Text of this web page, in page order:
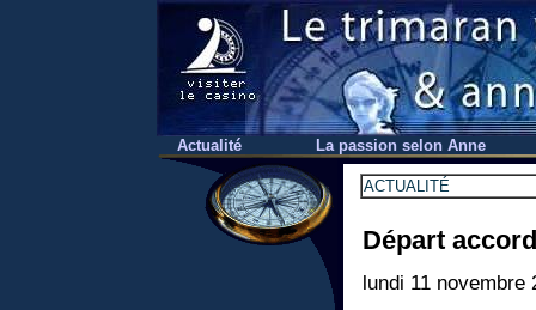
Actualité La passion selon Anne
ACTUALITÉ
Départ
lundi 11 novembre